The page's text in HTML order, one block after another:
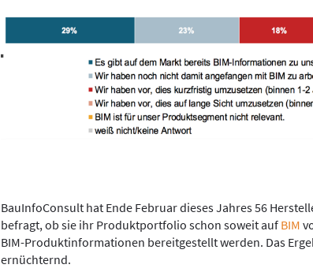
BauInfoConsult hat Ende Februar dieses Jahres 56
befragt, ob sie ihr Produktportfolio schon soweit auf BIM
BIM-Produktinformationen bereitgestellt werden. Das
ernüchternd.